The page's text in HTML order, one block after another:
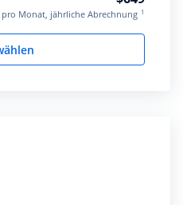
pro Monat, jährliche Abrechnung 1